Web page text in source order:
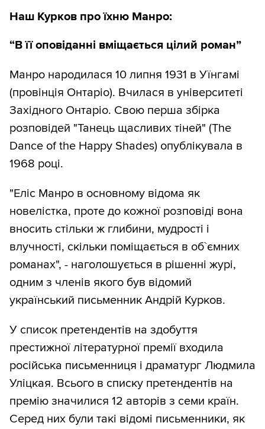
Наш Курков про їхню Манро:
“В її оповіданні вміщається цілий роман”
Манро народилася 10 липня 1931 в Уїнгамі
(провінція Онтаріо). Вчилася в університеті
Західного Онтаріо. Свою перша збірка
розповідей "Танець щасливих тіней" (The
Dance of the Happy Shades) опублікувала в
1968 році.
"Еліс Манро в основному відома як
новелістка, проте до кожної розповіді вона
вносить стільки ж глибини, мудрості і
влучності, скільки поміщається в об`ємних
романах", - наголошується в рішенні журі,
одним з членів якого був відомий
український письменник Андрій Курков.
У список претендентів на здобуття
престижної літературної премії входила
російська письменниця і драматург Людмила
Уліцкая. Всього в списку претендентів на
премію значилися 12 авторів з семи країн.
Серед них були такі відомі письменники, як